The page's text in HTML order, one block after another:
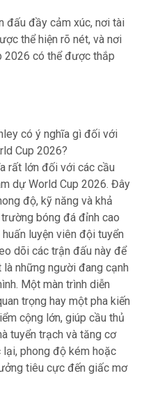
đấu đầy cảm xúc, nơi tài
thể hiện rõ nét, và nơi
2026 có thể được thắp
có ý nghĩa gì đối với
Cup 2026?
rất lớn đối với các cầu
dự World Cup 2026. Đây
độ, kỹ năng và khả
bóng đá đỉnh cao
luyện viên đội tuyển
dõi các trận đấu này để
những người đang cạnh
Một màn trình diễn
trọng hay một pha kiến
cộng lớn, giúp cầu thủ
tuyển trạch và tăng cơ
phong độ kém hoặc
tiêu cực đến giấc mơ